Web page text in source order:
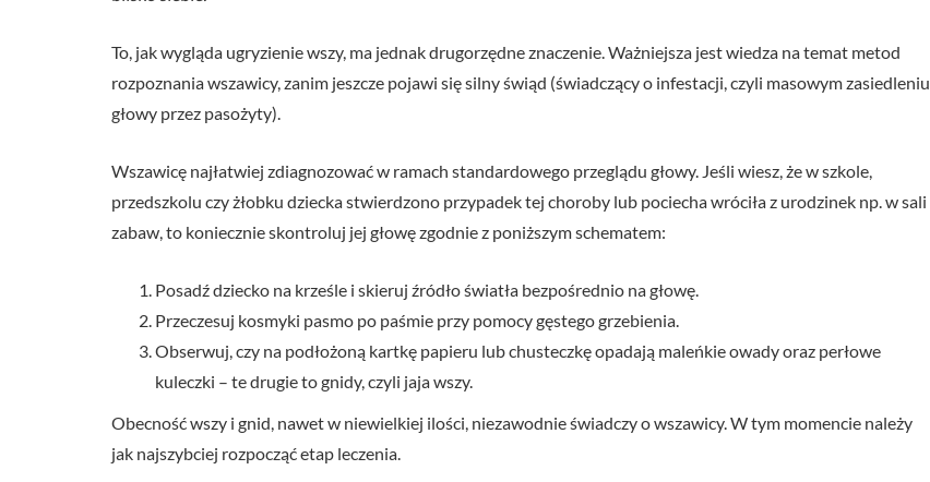
To, jak wygląda ugryzienie wszy, ma jednak drugorzędne znaczenie. Ważniejsza jest wiedza na temat metod
rozpoznania wszawicy, zanim jeszcze pojawi się silny świąd (świadczący o infestacji, czyli masowym zasiedleniu
głowy przez pasożyty).
Wszawicę najłatwiej zdiagnozować w ramach standardowego przeglądu głowy. Jeśli wiesz, że w szkole,
przedszkolu czy żłobku dziecka stwierdzono przypadek tej choroby lub pociecha wróciła z urodzinek np. w sali
zabaw, to koniecznie skontroluj jej głowę zgodnie z poniższym schematem:
Posadź dziecko na krześle i skieruj źródło światła bezpośrednio na głowę.
Przeczesuj kosmyki pasmo po paśmie przy pomocy gęstego grzebienia.
Obserwuj, czy na podłożoną kartkę papieru lub chusteczkę opadają maleńkie owady oraz perłowe
kuleczki – te drugie to gnidy, czyli jaja wszy.
Obecność wszy i gnid, nawet w niewielkiej ilości, niezawodnie świadczy o wszawicy. W tym momencie należy
jak najszybciej rozpocząć etap leczenia.